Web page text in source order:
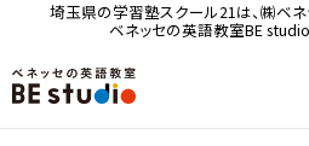
埼玉県の学習塾スクール21は、㈱ベネ
ベネッセの英語教室BE studio